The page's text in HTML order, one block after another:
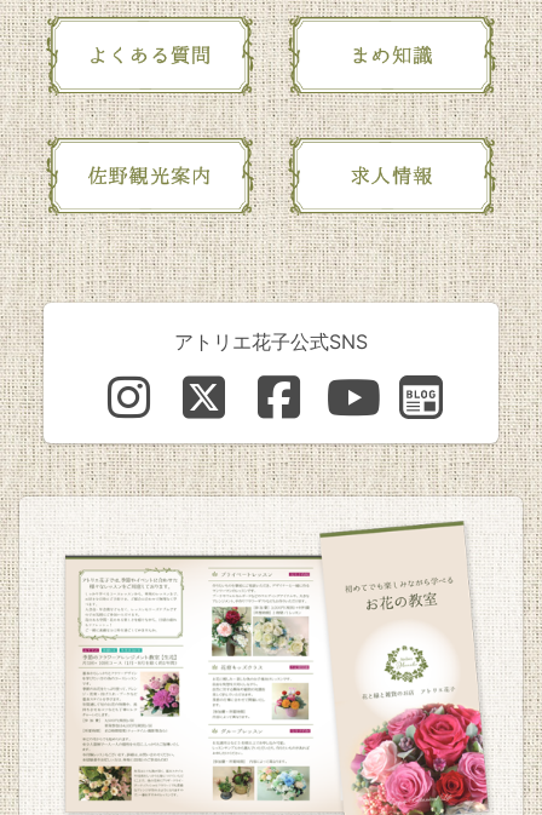
アトリエ花子公式SNS